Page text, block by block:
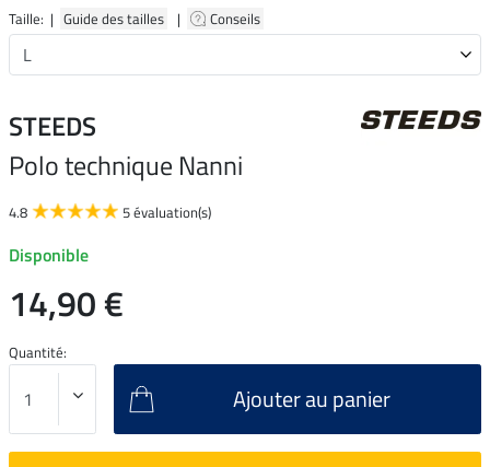
Taille: | Guide des tailles | Conseils
STEEDS
Polo technique Nanni
4.8 5 évaluation(s)
Disponible
14,90 €
Quantité:
Ajouter au panier